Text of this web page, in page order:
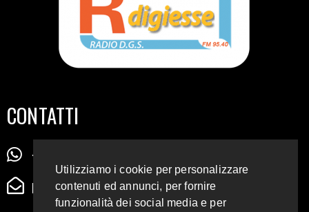
CONTATTI
+39 345 72 72 88 5
radiodigiesse@gmail.com
Utilizziamo i cookie per personalizzare
contenuti ed annunci, per fornire
funzionalità dei social media e per